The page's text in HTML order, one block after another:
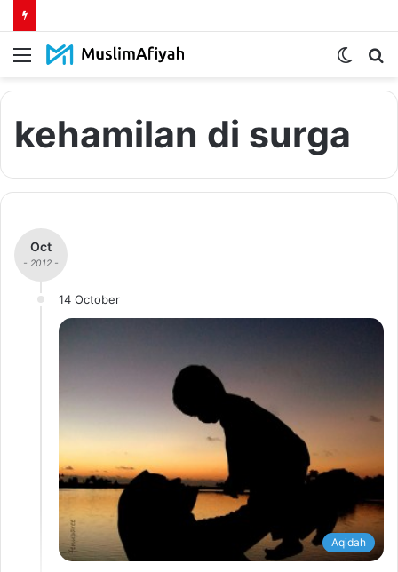
Menu
Switch
kehamilan di surga
Oct
- 2012 -
14 October
Aqidah